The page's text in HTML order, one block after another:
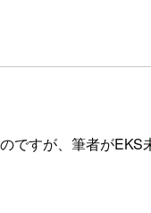
すが、筆者がEKS